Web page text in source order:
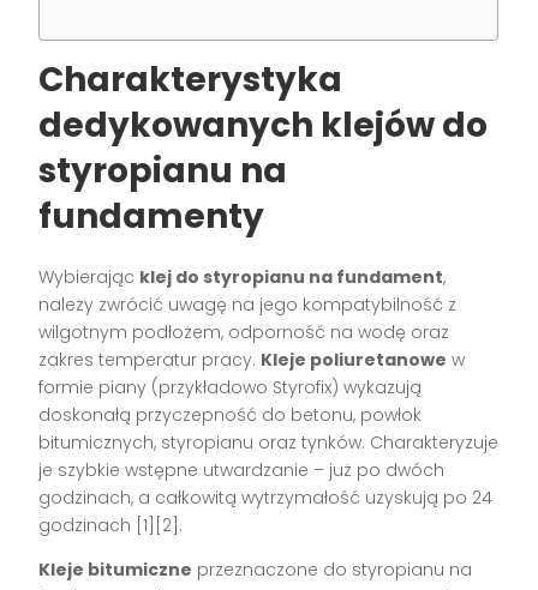
Charakterystyka
dedykowanych klejów do
styropianu na
fundamenty
Wybierając klej do styropianu na fundament,
należy zwrócić uwagę na jego kompatybilność z
wilgotnym podłożem, odporność na wodę oraz
zakres temperatur pracy. Kleje poliuretanowe w
formie piany (przykładowo Styrofix) wykazują
doskonałą przyczepność do betonu, powłok
bitumicznych, styropianu oraz tynków. Charakteryzuje
je szybkie wstępne utwardzanie – już po dwóch
godzinach, a całkowitą wytrzymałość uzyskują po 24
godzinach [1][2] .
Kleje bitumiczne przeznaczone do styropianu na